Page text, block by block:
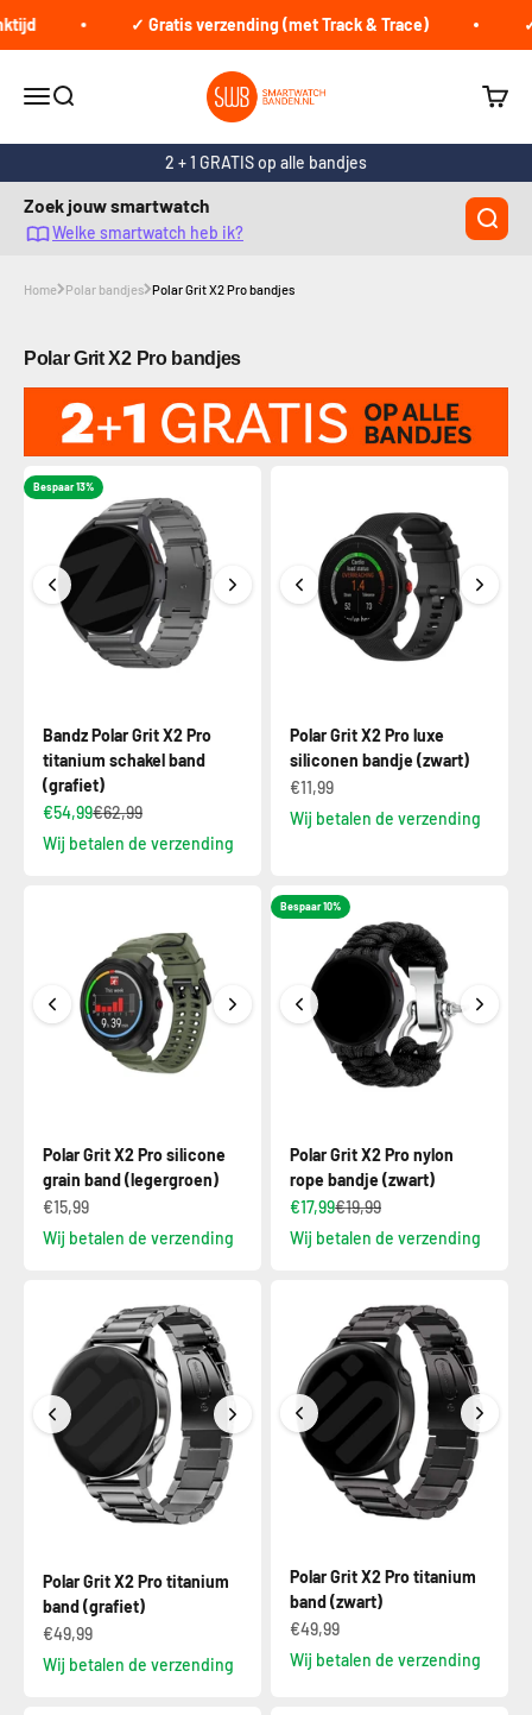
✓ Gratis verzending (met Track & Trace)
Navigatiemenu openen
Zoeken openen
smartwatchbanden.nl
2 + 1 GRATIS op alle bandjes
Zoek jouw smartwatch
Welke smartwatch heb ik?
Home Polar bandjes Polar Grit X2 Pro bandjes
Polar Grit X2 Pro bandjes
Bespaar 13%
Bandz Polar Grit X2 Pro
titanium schakel band
(grafiet)
€54,99€62,99
Wij betalen de verzending
Polar Grit X2 Pro luxe
siliconen bandje (zwart)
€11,99
Wij betalen de verzending
Polar Grit X2 Pro silicone
grain band (legergroen)
€15,99
Wij betalen de verzending
Bespaar 10%
Polar Grit X2 Pro nylon
rope bandje (zwart)
€17,99€19,99
Wij betalen de verzending
Polar Grit X2 Pro titanium
band (grafiet)
€49,99
Wij betalen de verzending
Polar Grit X2 Pro titanium
band (zwart)
€49,99
Wij betalen de verzending